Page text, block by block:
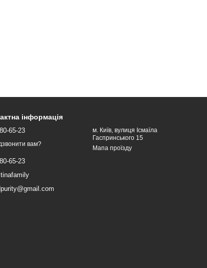
інформація
65-23
вам?
65-23
м. Київ, вулиця Ісмаїла
Гаспринського 15
Мапа проїзду